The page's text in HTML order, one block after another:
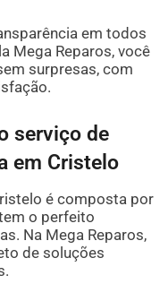
em todos
Mega Reparos, você
surpresas, com
serviço de
em Cristelo
é composta por
o perfeito
Na Mega Reparos,
de soluções